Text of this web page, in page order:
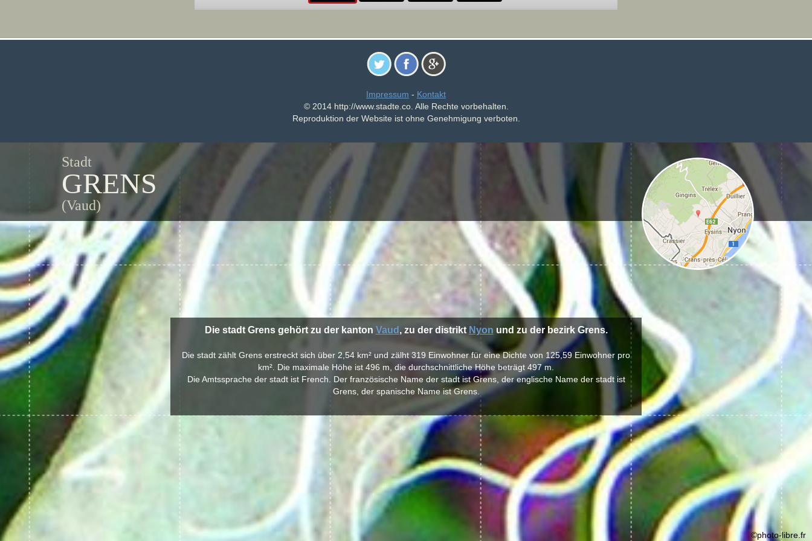
Impressum - Kontakt
© 2014 http://www.stadte.co. Alle Rechte vorbehalten.
Reproduktion der Website ist ohne Genehmigung verboten.
Stadt
GRENS
(Vaud)
Die stadt Grens gehört zu der kanton Vaud , zu der distrikt Nyon und zu der bezirk Grens.
Die stadt zählt Grens erstreckt sich über 2,54 km² und zälht 319 Einwohner für eine Dichte von 125,59 Einwohner pro
km². Die maximale Höhe ist 496 m, die durchschnittliche Höhe beträgt 497 m.
Die Amtssprache der stadt ist French. Der französische Name der stadt ist Grens, der englische Name der stadt ist
Grens, der spanische Name ist Grens.
©photo-libre.fr